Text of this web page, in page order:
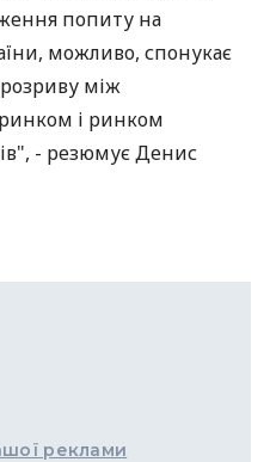
попиту на
можливо, спонукає
між
і ринком
- резюмує Денис
реклами